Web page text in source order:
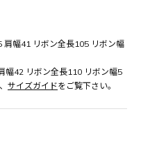
幅41 リボン全長105 リボン幅
幅42 リボン全長110 リボン幅5
サイズガイドをご覧下さい。